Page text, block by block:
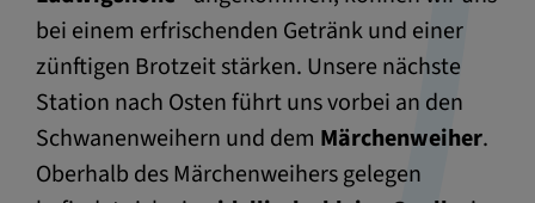
bei einem erfrischenden Getränk und einer
zünftigen Brotzeit stärken. Unsere nächste
Station nach Osten führt uns vorbei an den
Schwanenweihern und dem Märchenweiher.
Oberhalb des Märchenweihers gelegen